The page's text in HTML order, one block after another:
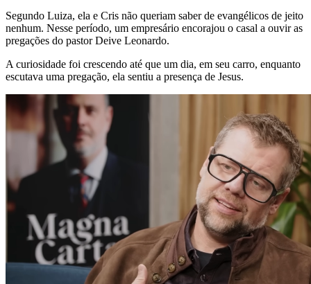
Segundo Luiza, ela e Cris não queriam saber de evangélicos de jeito
nenhum. Nesse período, um empresário encorajou o casal a ouvir as
pregações do pastor Deive Leonardo.
A curiosidade foi crescendo até que um dia, em seu carro, enquanto
escutava uma pregação, ela sentiu a presença de Jesus.